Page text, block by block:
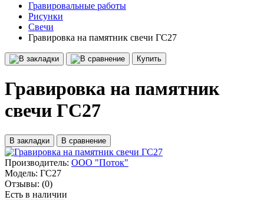
Гравировальные работы
Рисунки
Свечи
Гравировка на памятник свечи ГС27
Купить
Гравировка на памятник
свечи ГС27
В закладки В сравнение
Производитель: ООО "Поток"
Модель: ГС27
Отзывы: (0)
Есть в наличии